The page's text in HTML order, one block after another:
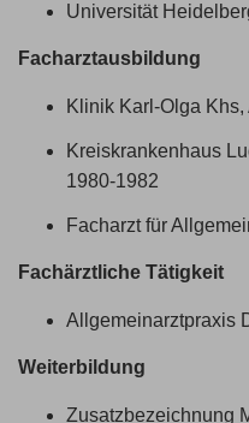
Universität
Facharztausbildung
Klinik Karl-Olga
Kreiskrankenhaus
1980-1982
Facharzt für
Fachärztliche Tätigkeit
Allgemeinarztpraxis
Weiterbildung
Zusatzbezeichnung